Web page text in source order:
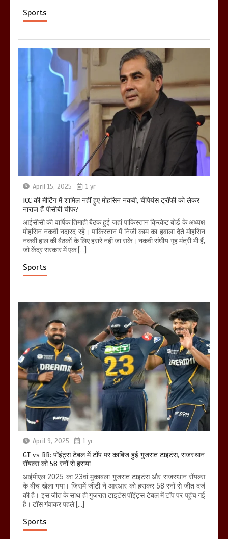
Sports
April 15, 2025 1 yr
ICC की मीटिंग में शामिल नहीं हुए मोहसिन नकवी, चैंपियंस ट्रॉफी को लेकर
नाराज हैं पीसीबी चीफ?
आईसीसी की वार्षिक तिमाही बैठक हुई जहां पाकिस्तान क्रिकेट बोर्ड के अध्यक्ष
मोहसिन नकवी नदारद रहे। पाकिस्तान में निजी काम का हवाला देते मोहसिन
नकवी हाल की बैठकों के लिए हरारे नहीं जा सके। नकवी संघीय गृह मंत्री भी हैं,
जो केंद्र सरकार में एक […]
Sports
April 9, 2025 1 yr
GT vs RR: पॉइंट्स टेबल में टॉप पर काबिज हुई गुजरात टाइटंस, राजस्थान
रॉयल्स को 58 रनों से हराया
आईपीएल 2025 का 23वां मुकाबला गुजरात टाइटंस और राजस्थान रॉयल्स
के बीच खेला गया। जिसमें जीटी ने आरआर को हराकर 58 रनों से जीत दर्ज
की है। इस जीत के साथ ही गुजरात टाइटंस पॉइंट्स टेबल में टॉप पर पहुंच गई
है। टॉस गंवाकर पहले […]
Sports